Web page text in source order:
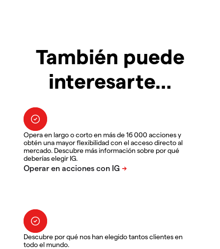
También puede
interesarte…
Opera en largo o corto en más de 16 000 acciones y
obtén una mayor flexibilidad con el acceso directo al
mercado. Descubre más información sobre por qué
deberías elegir IG.
Descubre por qué nos han elegido tantos clientes en
todo el mundo.